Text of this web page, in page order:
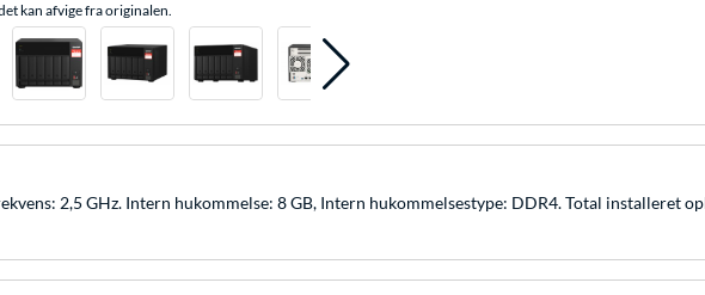
kan afvige fra originalen.
2,5 GHz. Intern hukommelse: 8 GB, Intern hukommelsestype: DDR4. Total installeret